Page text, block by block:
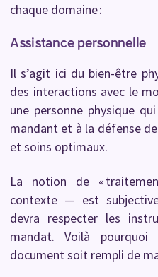
chaque domaine :
Assistance personnelle
Il s’agit ici du bien-être
des interactions avec le
une personne physique
mandant et à la défense
et soins optimaux.
La notion de «
contexte — est
devra respecter les
mandat. Voilà
document soit rempli de